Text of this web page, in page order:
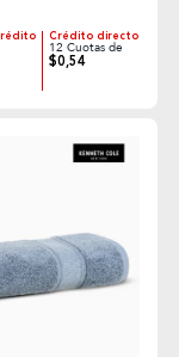
Crédito directo
12 Cuotas de
$0,54